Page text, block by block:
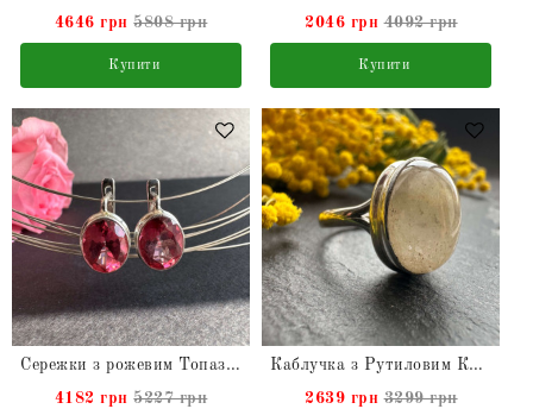
4646 грн 5808 грн
Купити
2046 грн 4092 грн
Купити
Сережки з рожевим Топазом натуральним в сріблі
4182 грн 5227 грн
Каблучка з Рутиловим Кварцем натуральним Волосатик або "Волосся Венери"
2639 грн 3299 грн